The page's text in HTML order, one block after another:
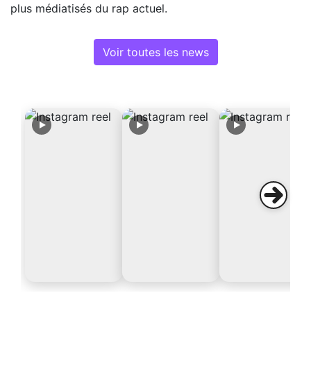
plus médiatisés du rap actuel.
Voir toutes les news